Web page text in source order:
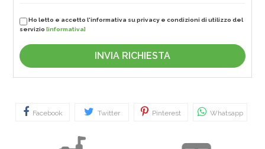
Ho letto e accetto l'informativa su privacy e condizioni di utilizzo del
servizio [informativa]
Facebook Twitter Pinterest Whatsapp